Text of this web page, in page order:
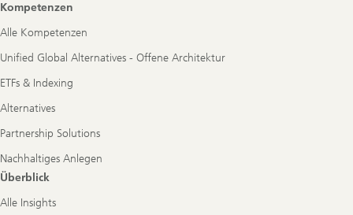
Kompetenzen
Alle Kompetenzen
Unified Global Alternatives - Offene Architektur
ETFs & Indexing
Alternatives
Partnership Solutions
Nachhaltiges Anlegen
Überblick
Alle Insights